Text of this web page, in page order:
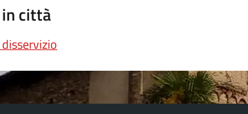
città